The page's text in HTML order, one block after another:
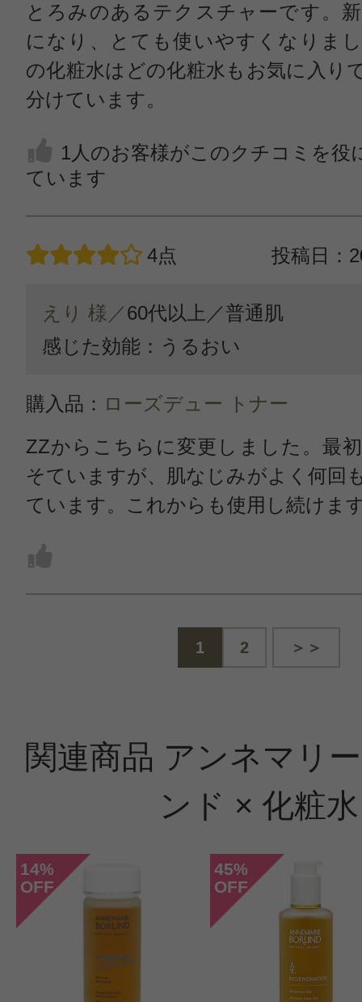
とろみのあるテクスチャーです。
になり、とても使いやすくなりま
の化粧水はどの化粧水もお気に入り
分けています。
1人のお客様がこのクチコミを役
ています
4点 投稿日：
えり 様／60代以上／普通肌
感じた効能：うるおい
購入品： ローズデュー トナー
ZZからこちらに変更しました。最
そていますが、肌なじみがよく何回
ています。これからも使用し続けま
1 2 ＞＞
関連商品 アンネマリ
ンド × 化粧水
14%
OFF
45%
OFF